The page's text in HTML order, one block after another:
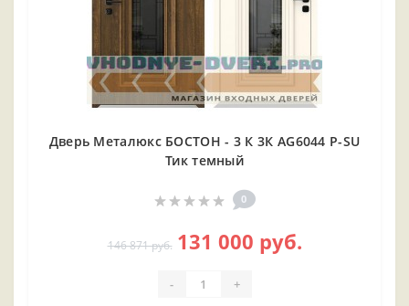
Дверь Металюкс БОСТОН - 3 К 3К AG6044 P-SU
Тик темный
0
146 871 руб. 131 000 руб.
- +